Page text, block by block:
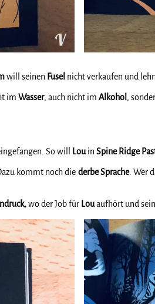
will seinen Fusel nicht verkaufen und
im Wasser, auch nicht im Alkohol ,
So will Louin Spine Ridge
kommt noch die derbe Sprache. Wer
wo der Job für Louaufhört und